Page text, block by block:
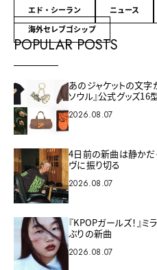
エド・シーラン ニュース
海外セレブゴシップ
POPULAR POSTS
あのジャケットの文字
ソウル』公式グッズ16
2026.08.07
4日前の新曲は静かだ
ヴに振り切る
2026.08.07
『KPOPガールズ！』
ぶりの新曲
2026.08.07